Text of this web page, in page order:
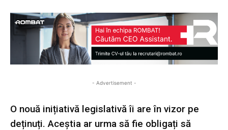
- Advertisement -
O nouă inițiativă legislativă îi are în vizor pe
deținuți. Aceștia ar urma să fie obligați să